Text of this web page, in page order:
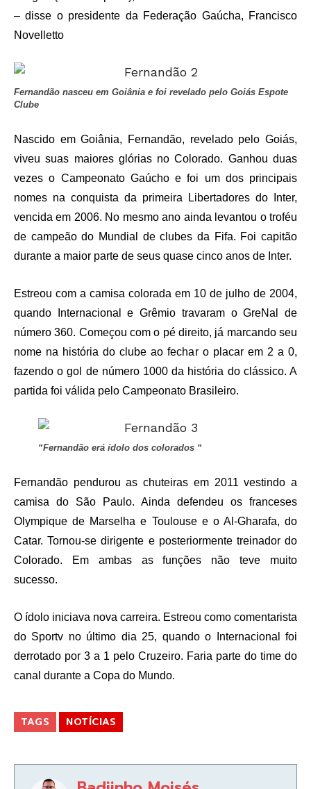
– disse o presidente da Federação Gaúcha, Francisco
Novelletto
Fernandão nasceu em Goiânia e foi revelado pelo Goiás Espote
Clube
Nascido em Goiânia, Fernandão, revelado pelo Goiás,
viveu suas maiores glórias no Colorado. Ganhou duas
vezes o Campeonato Gaúcho e foi um dos principais
nomes na conquista da primeira Libertadores do Inter,
vencida em 2006. No mesmo ano ainda levantou o troféu
de campeão do Mundial de clubes da Fifa. Foi capitão
durante a maior parte de seus quase cinco anos de Inter.
Estreou com a camisa colorada em 10 de julho de 2004,
quando Internacional e Grêmio travaram o GreNal de
número 360. Começou com o pé direito, já marcando seu
nome na história do clube ao fechar o placar em 2 a 0,
fazendo o gol de número 1000 da história do clássico. A
partida foi válida pelo Campeonato Brasileiro.
“Fernandão erá ídolo dos colorados “
Fernandão pendurou as chuteiras em 2011 vestindo a
camisa do São Paulo. Ainda defendeu os franceses
Olympique de Marselha e Toulouse e o Al-Gharafa, do
Catar. Tornou-se dirigente e posteriormente treinador do
Colorado. Em ambas as funções não teve muito
sucesso.
O ídolo iniciava nova carreira. Estreou como comentarista
do Sportv no último dia 25, quando o Internacional foi
derrotado por 3 a 1 pelo Cruzeiro. Faria parte do time do
canal durante a Copa do Mundo.
TAGS NOTÍCIAS